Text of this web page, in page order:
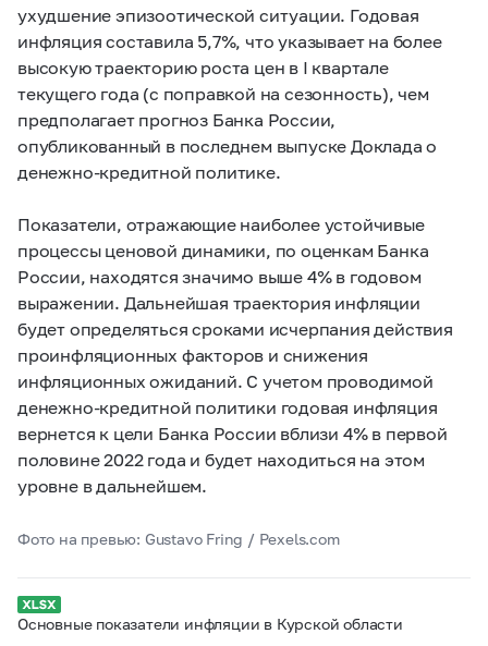
ухудшение эпизоотической ситуации. Годовая
инфляция составила 5,7%, что указывает на более
высокую траекторию роста цен в I квартале
текущего года (с поправкой на сезонность), чем
предполагает прогноз Банка России,
опубликованный в последнем выпуске Доклада о
денежно-кредитной политике.
Показатели, отражающие наиболее устойчивые
процессы ценовой динамики, по оценкам Банка
России, находятся значимо выше 4% в годовом
выражении. Дальнейшая траектория инфляции
будет определяться сроками исчерпания действия
проинфляционных факторов и снижения
инфляционных ожиданий. С учетом проводимой
денежно-кредитной политики годовая инфляция
вернется к цели Банка России вблизи 4% в первой
половине 2022 года и будет находиться на этом
уровне в дальнейшем.
Фото на превью: Gustavo Fring / Pexels.com
Основные показатели инфляции в Курской области